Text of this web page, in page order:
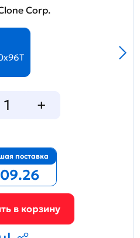
Corp.
поставка